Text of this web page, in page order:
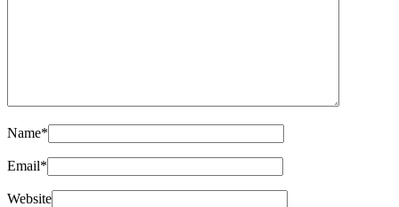
Name*
Email*
Website